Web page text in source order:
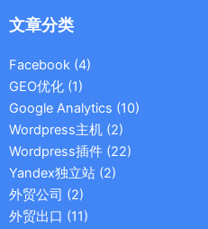
文章分类
Facebook (4)
GEO优化 (1)
Google Analytics (10)
Wordpress主机 (2)
Wordpress插件 (22)
Yandex独立站 (2)
外贸公司 (2)
外贸出口 (11)